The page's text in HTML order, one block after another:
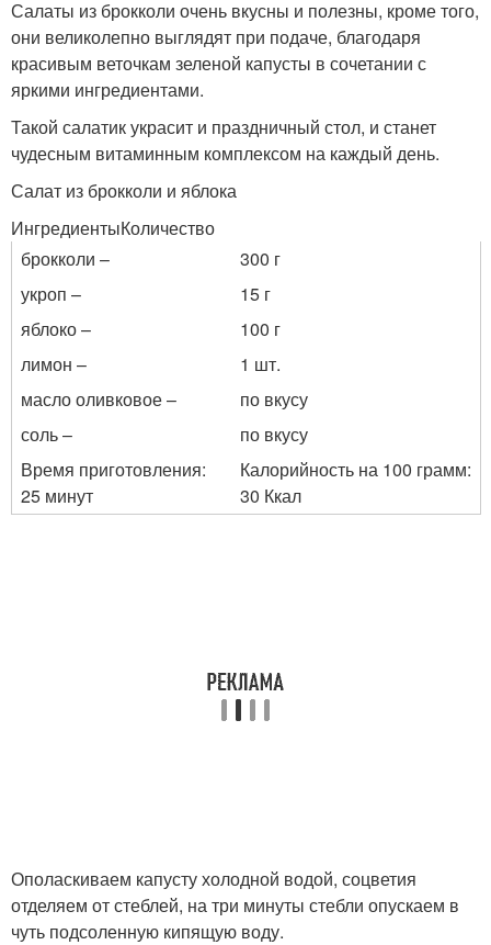
Салаты из брокколи очень вкусны и полезны, кроме того,
они великолепно выглядят при подаче, благодаря
красивым веточкам зеленой капусты в сочетании с
яркими ингредиентами.
Такой салатик украсит и праздничный стол, и станет
чудесным витаминным комплексом на каждый день.
Салат из брокколи и яблока
ИнгредиентыКоличество
брокколи –
300 г
укроп –
15 г
яблоко –
100 г
лимон –
1 шт.
масло оливковое –
по вкусу
соль –
по вкусу
Время приготовления:
25 минут
Калорийность на 100 грамм:
30 Ккал
Ополаскиваем капусту холодной водой, соцветия
отделяем от стеблей, на три минуты стебли опускаем в
чуть подсоленную кипящую воду.